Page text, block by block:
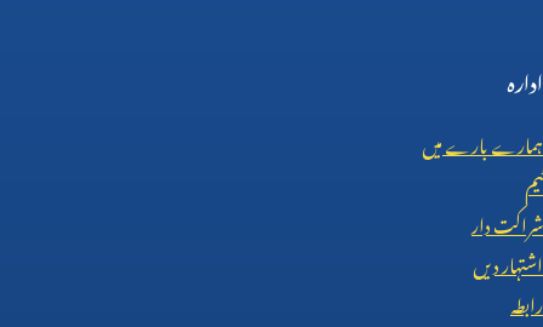
ادارہ
ہمارے بارے میں
ٹیم
شراکت دار
اشتہار دیں
رابطہ